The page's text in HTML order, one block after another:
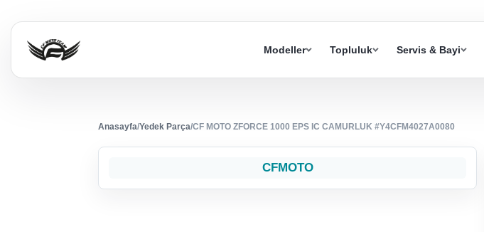
Modeller Topluluk Servis & Bayi
Anasayfa/Yedek Parça/CF MOTO ZFORCE 1000 EPS IC CAMURLUK #Y4CFM4027A0080
CFMOTO